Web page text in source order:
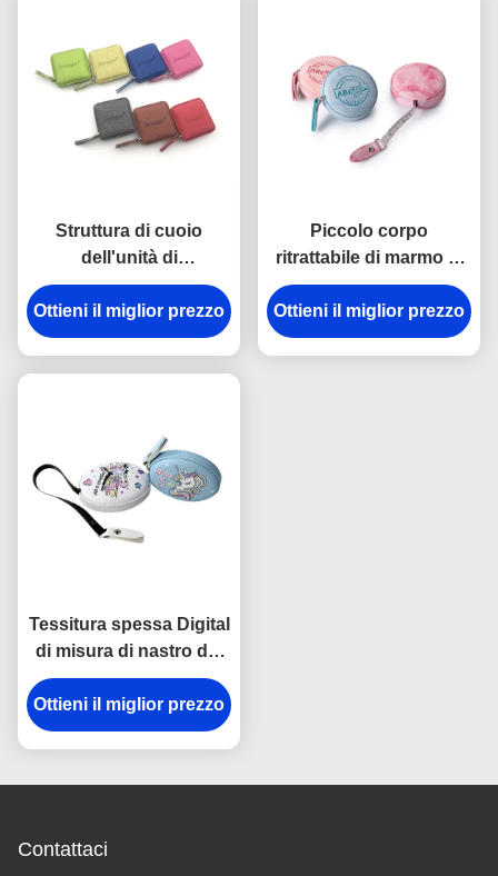
Struttura di cuoio
dell'unità di
elaborazione Mini
Retractable Tape
Measure Fabric
Ottieni il miglior prezzo
Piccolo corpo
ritrattabile di marmo di
misura di nastro di
struttura 15mm che
incide logo
Ottieni il miglior prezzo
Tessitura spessa Digital
di misura di nastro del
panno di ellisse
Body18mm che stampa
logo
Ottieni il miglior prezzo
Contattaci